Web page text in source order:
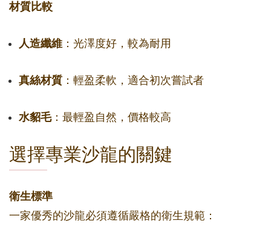
材質比較
人造纖維 ：光澤度好，較為耐用
真絲材質 ：輕盈柔軟，適合初次嘗試者
水貂毛：最輕盈自然，價格較高
選擇專業沙龍的關鍵
衛生標準
一家優秀的沙龍必須遵循嚴格的衛生規範：